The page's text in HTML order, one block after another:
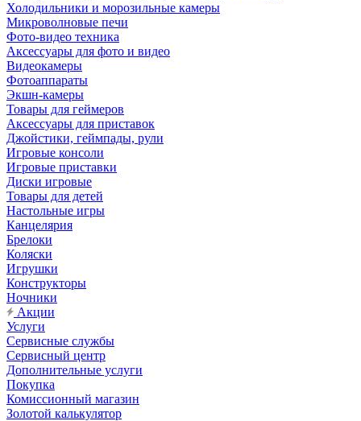
Холодильники и морозильные камеры
Микроволновые печи
Фото-видео техника
Аксессуары для фото и видео
Видеокамеры
Фотоаппараты
Экшн-камеры
Товары для геймеров
Аксессуары для приставок
Джойстики, геймпады, рули
Игровые консоли
Игровые приставки
Диски игровые
Товары для детей
Настольные игры
Канцелярия
Брелоки
Коляски
Игрушки
Конструкторы
Ночники
Акции
Услуги
Сервисные службы
Сервисный центр
Дополнительные услуги
Покупка
Комиссионный магазин
Золотой калькулятор